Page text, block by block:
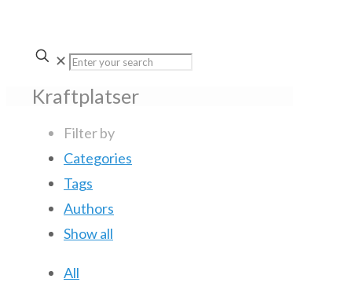
✕
Kraftplatser
Filter by
Categories
Tags
Authors
Show all
All